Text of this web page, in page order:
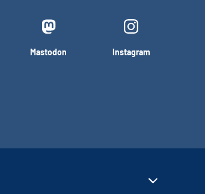
Mastodon Instagram